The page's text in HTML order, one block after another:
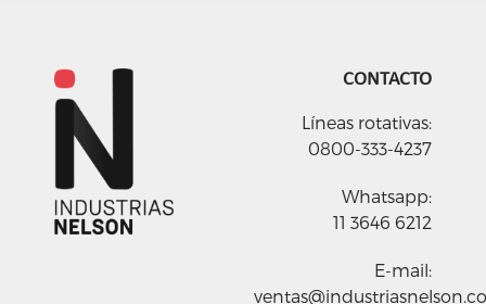
CONTACTO
Líneas rotativas:
0800-333-4237
Whatsapp:
11 3646 6212
E-mail: